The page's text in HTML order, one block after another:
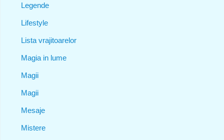
Legende
Lifestyle
Lista vrajitoarelor
Magia in lume
Magii
Magii
Mesaje
Mistere